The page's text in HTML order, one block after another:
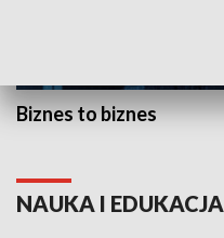
Biznes to biznes
NAUKA I EDUKACJA